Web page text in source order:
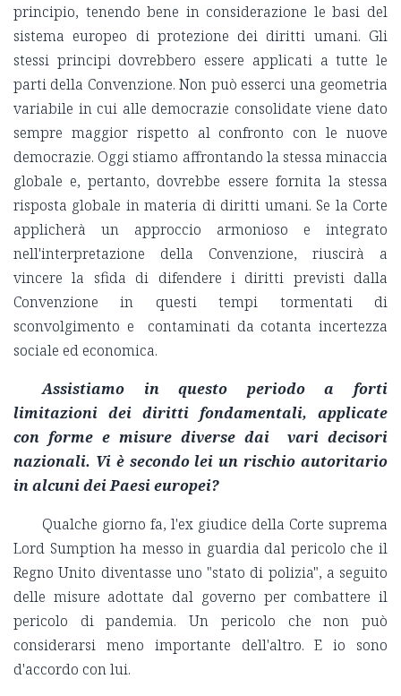
principio, tenendo bene in considerazione le basi del
sistema europeo di protezione dei diritti umani. Gli
stessi principi dovrebbero essere applicati a tutte le
parti della Convenzione. Non può esserci una geometria
variabile in cui alle democrazie consolidate viene dato
sempre maggior rispetto al confronto con le nuove
democrazie. Oggi stiamo affrontando la stessa minaccia
globale e, pertanto, dovrebbe essere fornita la stessa
risposta globale in materia di diritti umani. Se la Corte
applicherà un approccio armonioso e integrato
nell'interpretazione della Convenzione, riuscirà a
vincere la sfida di difendere i diritti previsti dalla
Convenzione in questi tempi tormentati di
sconvolgimento e contaminati da cotanta incertezza
sociale ed economica.
Assistiamo in questo periodo a forti
limitazioni dei diritti fondamentali, applicate
con forme e misure diverse dai vari decisori
nazionali. Vi è secondo lei un rischio autoritario
in alcuni dei Paesi europei?
Qualche giorno fa, l'ex giudice della Corte suprema
Lord Sumption ha messo in guardia dal pericolo che il
Regno Unito diventasse uno "stato di polizia", a seguito
delle misure adottate dal governo per combattere il
pericolo di pandemia. Un pericolo che non può
considerarsi meno importante dell'altro. E io sono
d'accordo con lui.